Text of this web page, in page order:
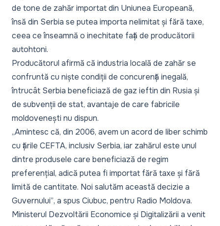
de tone de zahăr importat din Uniunea Europeană,
însă din Serbia se putea importa nelimitat și fără taxe,
ceea ce înseamnă o inechitate față de producătorii
autohtoni.
Producătorul afirmă că industria locală de zahăr se
confruntă cu niște condiții de concurență inegală,
întrucât Serbia beneficiază de gaz ieftin din Rusia și
de subvenții de stat, avantaje de care fabricile
moldovenești nu dispun.
„Amintesc că, din 2006, avem un acord de liber schimb
cu țările CEFTA, inclusiv Serbia, iar zahărul este unul
dintre produsele care beneficiază de regim
preferențial, adică putea fi importat fără taxe și fără
limită de cantitate. Noi salutăm această decizie a
Guvernului”, a spus Ciubuc, pentru Radio Moldova.
Ministerul Dezvoltării Economice și Digitalizării a venit